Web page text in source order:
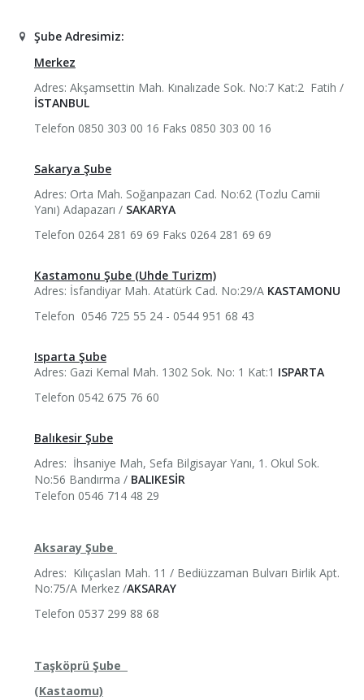
Lüks Umre Programları
Umre Sözleşmesi
RAMADA DAR ALFAEZİN HOTEL
Lamar Al Bait
Servisli Otel
Karam Otel
HIJRA VIEW
Galeri
İletişim Bilgileri
Haberler & Duyurular
Şube Adresimiz:
Merkez
Adres: Akşamsettin Mah. Kınalızade Sok. No:7 Kat:2 Fatih /
İSTANBUL
Telefon 0850 303 00 16 Faks 0850 303 00 16
Sakarya Şube
Adres: Orta Mah. Soğanpazarı Cad. No:62 (Tozlu Camii
Yanı) Adapazarı / SAKARYA
Telefon 0264 281 69 69 Faks 0264 281 69 69
Kastamonu Şube (Uhde Turizm)
Adres: İsfandiyar Mah. Atatürk Cad. No:29/A KASTAMONU
Telefon 0546 725 55 24 - 0544 951 68 43
Isparta Şube
Adres: Gazi Kemal Mah. 1302 Sok. No: 1 Kat:1 ISPARTA
Telefon 0542 675 76 60
Balıkesir Şube
Adres: İhsaniye Mah, Sefa Bilgisayar Yanı, 1. Okul Sok.
No:56 Bandırma / BALIKESİR
Telefon 0546 714 48 29
Aksaray Şube
Adres: Kılıçaslan Mah. 11 / Bediüzzaman Bulvarı Birlik Apt.
No:75/A Merkez /AKSARAY
Telefon 0537 299 88 68
Taşköprü Şube
(Kastaomu)